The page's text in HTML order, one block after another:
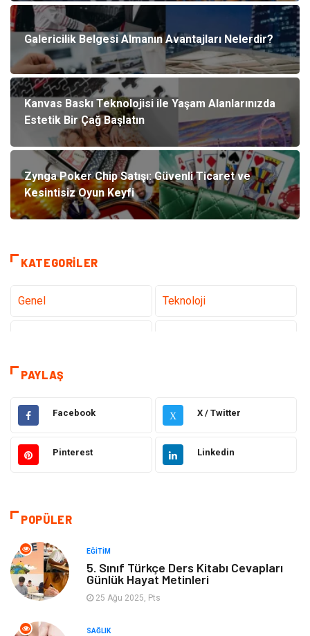
Galericilik Belgesi Almanın Avantajları Nelerdir?
Kanvas Baskı Teknolojisi ile Yaşam Alanlarınızda
Estetik Bir Çağ Başlatın
Zynga Poker Chip Satışı: Güvenli Ticaret ve
Kesintisiz Oyun Keyfi
KATEGORILER
Genel Teknoloji
Dekorasyon
Bakım Güzellik Elektrik Elektronik
Hukuk Tatil
Bilgisayar & Yazılım
Yemek
Emlak Kültür Sanat
Aksesuar
PAYLAŞ
Facebook X X / Twitter
Pinterest Linkedin
POPÜLER
EĞITIM
5. Sınıf Türkçe Ders Kitabı Cevapları
Günlük Hayat Metinleri
25 Ağu 2025, Pts
SAĞLIK